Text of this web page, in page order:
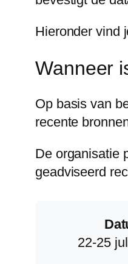
Hieronder vind
Wanneer
Op basis van
recente
De organisatie
geadviseerd
22-25